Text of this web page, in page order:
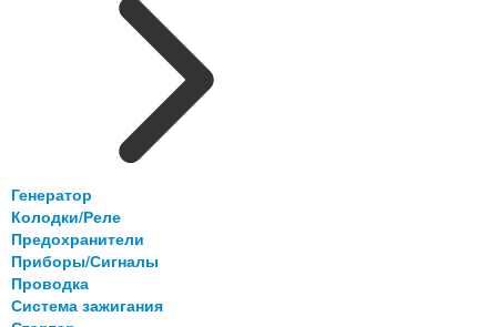
Генератор
Колодки/Реле
Предохранители
Приборы/Сигналы
Проводка
Система зажигания